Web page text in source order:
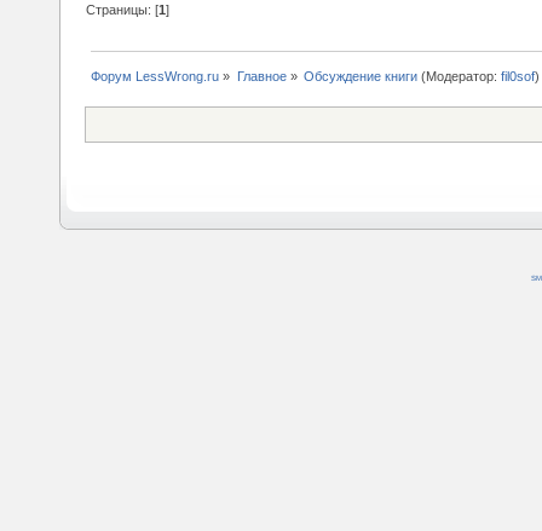
Страницы: [1]
Форум LessWrong.ru » Главное» Обсуждение книги(Модератор: fil0sof)